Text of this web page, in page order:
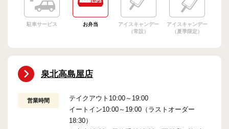
駐車サービス お弁当
アイスキャンデー
（常設）
アイスキャンデー
（夏季限定）
泉北高島屋店
営業時間
テイクアウト10:00～19:00
イートイン10:00～19:00（ラストオーダー
18:30）